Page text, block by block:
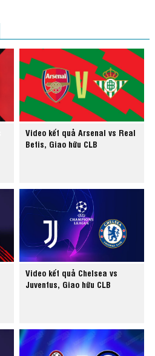
Video kết quả Arsenal vs Real
Betis, Giao hữu CLB
Video kết quả Chelsea vs
Juventus, Giao hữu CLB